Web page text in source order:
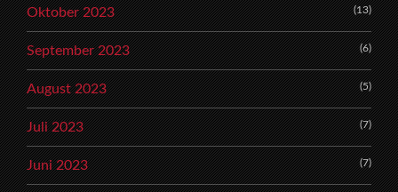
Oktober 2023 (13)
September 2023 (6)
August 2023 (5)
Juli 2023 (7)
Juni 2023 (7)